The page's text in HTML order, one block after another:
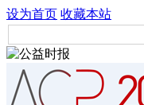
设为首页 收藏本站